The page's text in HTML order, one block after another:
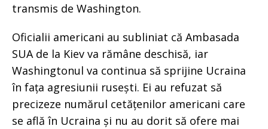
transmis de Washington.
Oficialii americani au subliniat că Ambasada
SUA de la Kiev va rămâne deschisă, iar
Washingtonul va continua să sprijine Ucraina
în fața agresiunii rusești. Ei au refuzat să
precizeze numărul cetățenilor americani care
se află în Ucraina și nu au dorit să ofere mai